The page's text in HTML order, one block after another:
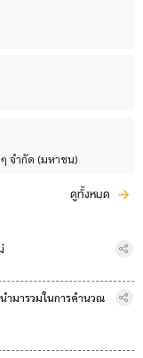
จำกัด (มหาชน)
ดูทั้งหมด
ำมารวมในการคำนวณ